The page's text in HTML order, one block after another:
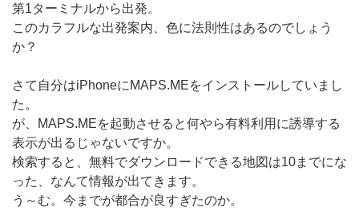
第1ターミナルから出発。
このカラフルな出発案内、色に法則性はあるのでしょう
か？
さて自分はiPhoneにMAPS.MEをインストールしていまし
た。
が、MAPS.MEを起動させると何やら有料利用に誘導する
表示が出るじゃないですか。
検索すると、無料でダウンロードできる地図は10までにな
った、なんて情報が出てきます。
う～む。今までが都合が良すぎたのか。